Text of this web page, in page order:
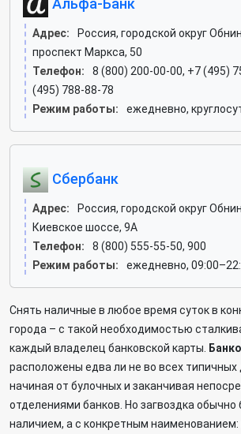
Альфа-Банк
Адрес:
Россия, городской округ
проспект Маркса, 50
Телефон:
8 (800) 200-00-00, +7 (495)
(495) 788-88-78
Режим работы:
ежедневно,
Сбербанк
Адрес:
Россия, городской округ
Киевское шоссе, 9А
Телефон:
8 (800) 555-55-50, 900
Режим работы:
ежедневно,
Снять наличные в любое время суток в
города – с такой необходимостью
каждый владелец банковской карты.
расположены едва ли не во всех типичных
начиная от булочных и заканчивая
отделениями банков. Но загвоздка обычно
наличием, а с конкретным